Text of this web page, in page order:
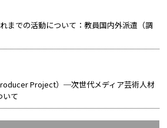
までの活動について：教員国内外派遣（調
Project）─次世代メディア芸術人材
いて